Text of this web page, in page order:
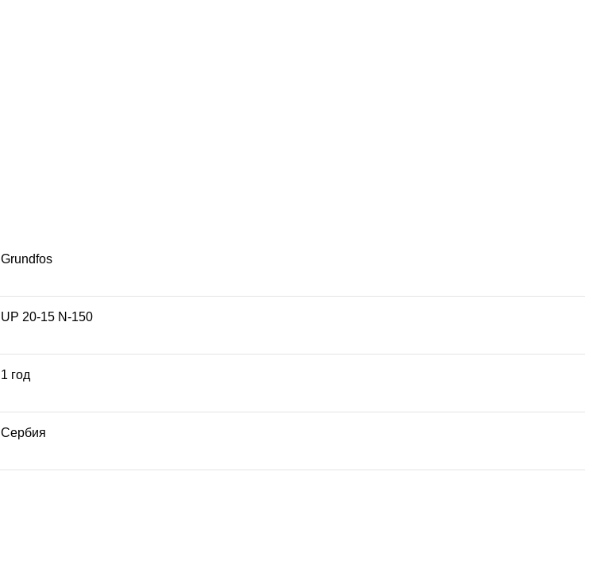
Grundfos
UP 20-15 N-150
1 год
Сербия